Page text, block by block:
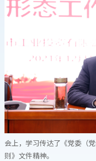
会上，学习传达了《党委（
则》文件精神。